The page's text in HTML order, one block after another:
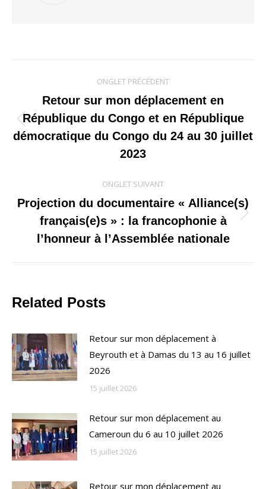
commentaire
ONGLET PRÉCÉDENT
Onglet
précédent
Retour sur mon déplacement en
République du Congo et en République
démocratique du Congo du 24 au 30 juillet
2023
ONGLET SUIVANT
Onglet
suivant
Projection du documentaire « Alliance(s)
français(e)s » : la francophonie à
l’honneur à l’Assemblée nationale
Related Posts
Retour sur mon déplacement à
Beyrouth et à Damas du 13 au 16 juillet
2026
15 juillet 2026
Retour sur mon déplacement au
Cameroun du 6 au 10 juillet 2026
15 juillet 2026
Retour sur mon déplacement au